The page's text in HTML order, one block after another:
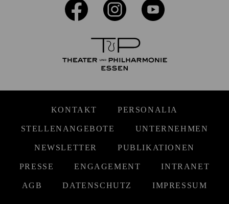
KONTAKT PERSONALIA
STELLENANGEBOTE UNTERNEHMEN
NEWSLETTER PUBLIKATIONEN
PRESSE ENGAGEMENT INTRANET
AGB DATENSCHUTZ IMPRESSUM